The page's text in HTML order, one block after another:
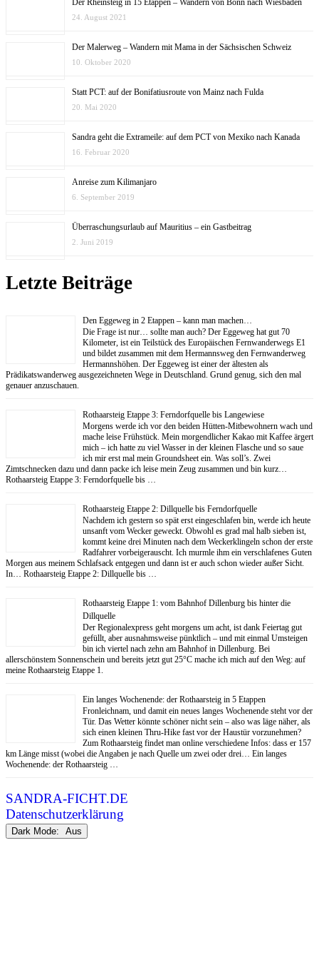
24. August 2021
Der Malerweg – Wandern mit Mama in der Sächsischen Schweiz
10. Oktober 2020
Statt PCT: auf der Bonifatiusroute von Mainz nach Fulda
20. Mai 2020
Sandra geht die Extrameile: auf dem PCT von Mexiko nach Kanada
16. Februar 2020
Anreise zum Kilimanjaro
6. September 2019
Überraschungsurlaub auf Mauritius – ein Gastbeitrag
2. Juni 2019
Letzte Beiträge
Den Eggeweg in 2 Etappen – kann man machen…
Die Frage ist nur… sollte man auch? Der Eggeweg hat gut 70
Kilometer, ist ein Teilstück des Europäischen Fernwanderwegs E1
und bildet zusammen mit dem Hermannsweg den Fernwanderweg
Hermannshöhen. Der Eggeweg ist einer der ältesten als
Prädikatswanderweg ausgezeichneten Wege in Deutschland. Grund genug, sich den mal
genauer anzuschauen.
Rothaarsteig Etappe 3: Ferndorfquelle bis Langewiese
Morgens werde ich vor den beiden Hütten-Mitbewohnern wach und
mache leise Frühstück. Mein morgendlicher Kakao mit Kaffee ärgert
mich – ich hatte zu viel Wasser in der kleinen Flasche und so saue
ich mir erst mal mein Groundsheet ein. Was soll’s. Zwei
Zimtschnecken dazu und dann packe ich leise mein Zeug zusammen und bin kurz…
Rothaarsteig Etappe 3: Ferndorfquelle bis …
Rothaarsteig Etappe 2: Dillquelle bis Ferndorfquelle
Nachdem ich gestern so spät erst eingeschlafen bin, werde ich heute
unsanft vom Wecker geweckt. Obwohl es grad mal halb sieben ist,
kommt keine drei Minuten nach dem Weckerklingeln schon der erste
Radfahrer vorbeigerauscht. Ich murmle ihm ein verschlafenes Guten
Morgen aus meinem Schlafsack entgegen und dann ist er auch schon wieder außer Sicht.
In… Rothaarsteig Etappe 2: Dillquelle bis …
Rothaarsteig Etappe 1: vom Bahnhof Dillenburg bis hinter die
Dillquelle
Der Regionalexpress geht morgens um acht, ist dank Feiertag gut
gefüllt, aber ausnahmsweise pünktlich – und mit einmal Umsteigen
bin ich viertel nach zehn am Bahnhof in Dillenburg. Bei
allerschönstem Sonnenschein und bereits jetzt gut 25°C mache ich mich auf den Weg: auf
meine Rothaarsteig Etappe 1.
Ein langes Wochenende: der Rothaarsteig in 5 Etappen
Fronleichnam, und damit ein neues langes Wochenende steht vor der
Tür. Das Wetter könnte schöner nicht sein – also was läge näher, als
sich einen kleinen Thru-Hike fast vor der Haustür vorzunehmen?
Zum Rothaarsteig findet man online verschiedene Infos: dass er 157
km Länge misst (wobei die Angaben je nach Quelle um zwei oder drei… Ein langes
Wochenende: der Rothaarsteig …
SANDRA-FICHT.DE
Datenschutzerklärung
Dark Mode: